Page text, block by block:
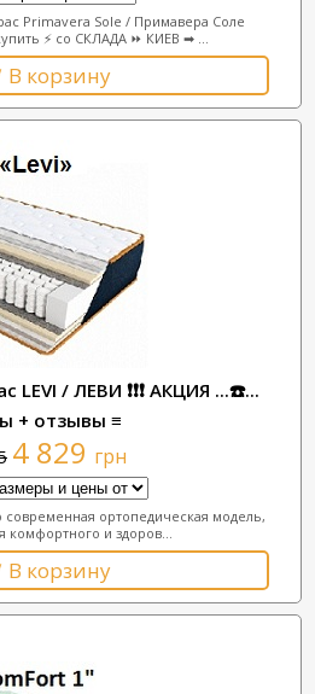
Primavera Sole / Примавера Соле
⚡ со СКЛАДА ⏩ КИЕВ ➡ ...
В корзину
/ ЛЕВИ ❗❗❗ АКЦИЯ ...☎️...
+ отзывы ≡
4 829 грн
ортопедическая модель,
комфортного и здоров...
В корзину